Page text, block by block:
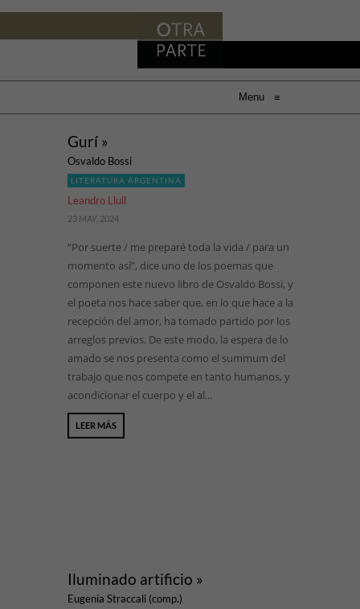
Menu ≡
Gurí »
Osvaldo Bossi
LITERATURA ARGENTINA
Leandro Llull
23 MAY, 2024
“Por suerte / me preparé toda la vida / para un
momento así”, dice uno de los poemas que
componen este nuevo libro de Osvaldo Bossi, y
el poeta nos hace saber que, en lo que hace a la
recepción del amor, ha tomado partido por los
arreglos previos. De este modo, la espera de lo
amado se nos presenta como el summum del
trabajo que nos compete en tanto humanos, y
acondicionar el cuerpo y el al...
LEER MÁS
Iluminado artificio »
Eugenia Straccali (comp.)